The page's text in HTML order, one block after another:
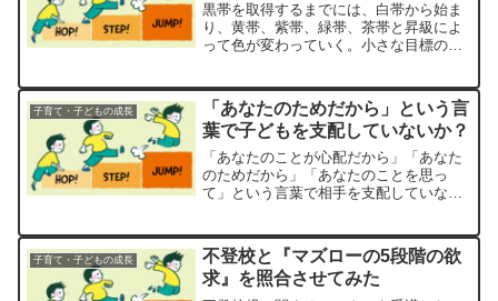
黒帯を取得するまでには、白帯から始ま
り、黄帯、紫帯、緑帯、茶帯と昇級によ
って色が変わっていく。小さな目標の達
っていく。
子育て・子どもの成長
「あなたのためだから」という言
葉で子どもを支配していないか？
「あなたのことが心配だから」「あなた
のためだから」「あなたのことを思っ
て」という言葉で相手を支配していない
り除きたいから』という意味が含まれて
いることが多い。不安の原因を「私」か
ら「あなた」にすり替えている行為であ
子育て・子どもの成長
不登校と『マズローの5段階の欲
求』を照合させてみた